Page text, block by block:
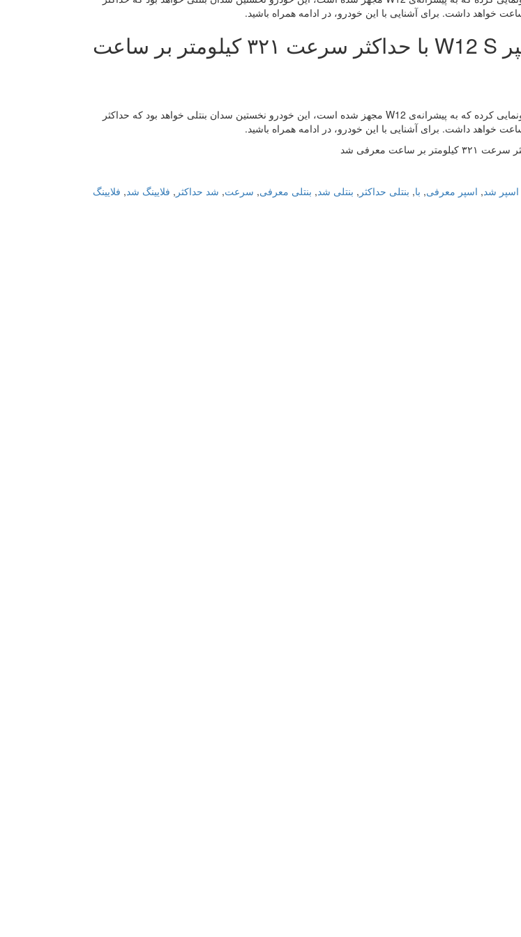
بنتلی فلایینگ اسپر W12 S با حداکثر سرعت ۳۲۱ کیلومتر بر ساعت
بنتلی از مدل جدید فلایینگ اسپر رونمایی کرده که به پیشرانه‌ی W12 مجهز شده است، این خودرو نخستین سدان بنتلی خواهد بود که حداکثر
اسپر شد, اسپر معرفی, با, بنتلی حداکثر , بنتلی شد, بنتلی معرفی, سرعت, شد حداکثر , فلایینگ شد, فلایینگ